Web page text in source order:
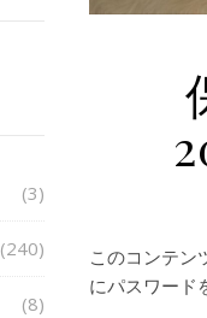
(3)
(240)
(8)
このコンテン
にパスワード